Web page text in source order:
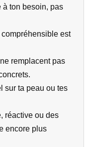
à ton besoin, pas
est
remplacent pas
sur ta peau ou tes
réactive ou des
encore plus